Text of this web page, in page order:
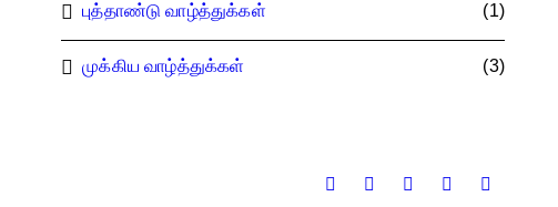
புத்தாண்டு வாழ்த்துக்கள் (1)
முக்கிய வாழ்த்துக்கள் (3)